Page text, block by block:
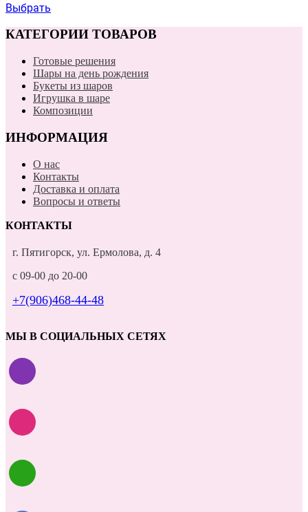
Выбрать
КАТЕГОРИИ ТОВАРОВ
Готовые решения
Шары на день рождения
Букеты из шаров
Игрушка в шаре
Композиции
ИНФОРМАЦИЯ
О нас
Контакты
Доставка и оплата
Вопросы и ответы
КОНТАКТЫ
г. Пятигорск, ул. Ермолова, д. 4
с 09-00 до 20-00
+7(906)468-44-48
МЫ В СОЦИАЛЬНЫХ СЕТЯХ